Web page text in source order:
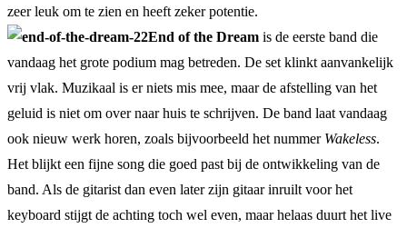
zeer leuk om te zien en heeft zeker potentie.
End of the Dream is de eerste band die
vandaag het grote podium mag betreden. De set klinkt aanvankelijk
vrij vlak. Muzikaal is er niets mis mee, maar de afstelling van het
geluid is niet om over naar huis te schrijven. De band laat vandaag
ook nieuw werk horen, zoals bijvoorbeeld het nummer Wakeless.
Het blijkt een fijne song die goed past bij de ontwikkeling van de
band. Als de gitarist dan even later zijn gitaar inruilt voor het
keyboard stijgt de achting toch wel even, maar helaas duurt het live